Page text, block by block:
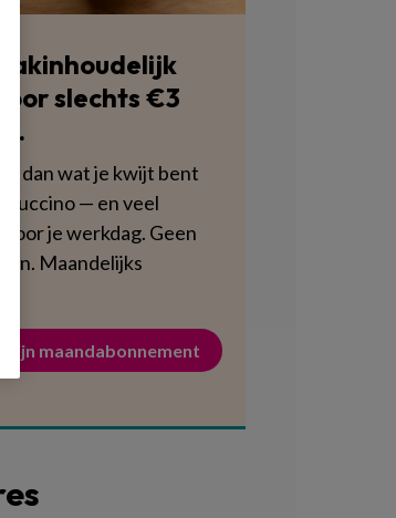
slechts €3
dan wat je kwijt bent
— en veel
voor je werkdag. Geen
Maandelijks
mijn maandabonnement